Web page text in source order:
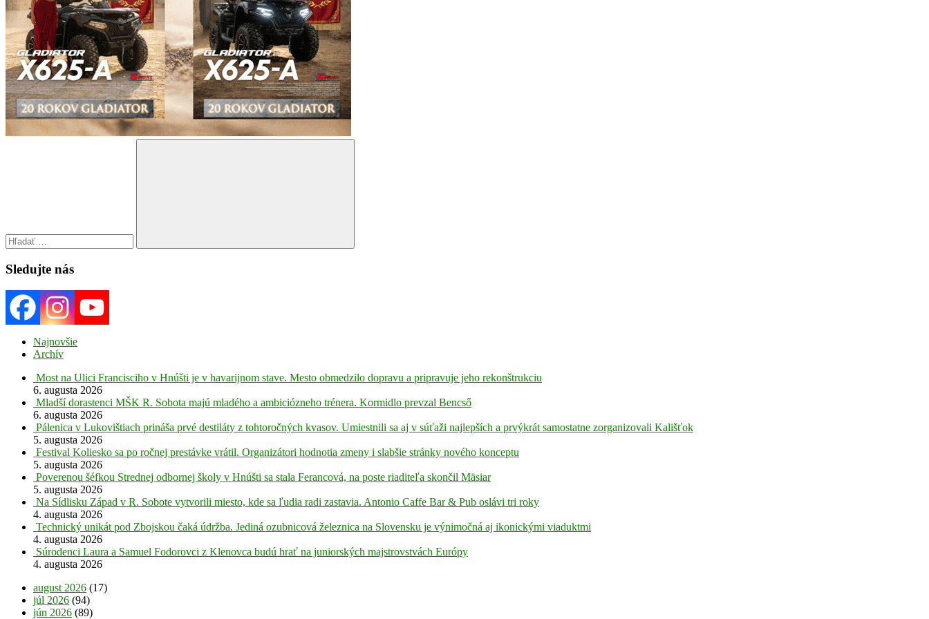
Search
Sledujte nás
Najnovšie
Archív
Most na Ulici Francisciho v Hnúšti je v havarijnom stave. Mesto obmedzilo dopravu a pripravuje jeho rekonštrukciu
6. augusta 2026
Mladší dorastenci MŠK R. Sobota majú mladého a ambiciózneho trénera. Kormidlo prevzal Bencső
6. augusta 2026
Pálenica v Lukovištiach prináša prvé destiláty z tohtoročných kvasov. Umiestnili sa aj v súťaži najlepších a prvýkrát samostatne zorganizovali Kališťok
5. augusta 2026
Festival Koliesko sa po ročnej prestávke vrátil. Organizátori hodnotia zmeny i slabšie stránky nového konceptu
5. augusta 2026
Poverenou šéfkou Strednej odbornej školy v Hnúšti sa stala Ferancová, na poste riaditeľa skončil Mäsiar
5. augusta 2026
Na Sídlisku Západ v R. Sobote vytvorili miesto, kde sa ľudia radi zastavia. Antonio Caffe Bar & Pub oslávi tri roky
4. augusta 2026
Technický unikát pod Zbojskou čaká údržba. Jediná ozubnicová železnica na Slovensku je výnimočná aj ikonickými viaduktmi
4. augusta 2026
Súrodenci Laura a Samuel Fodorovci z Klenovca budú hrať na juniorských majstrovstvách Európy
4. augusta 2026
august 2026 (17)
júl 2026 (94)
jún 2026 (89)